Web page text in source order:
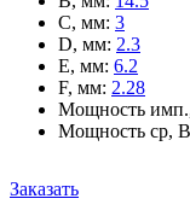
C, мм: 3
D, мм: 2.3
E, мм: 6.2
F, мм: 2.28
Мощность
Мощность ср,
Заказать